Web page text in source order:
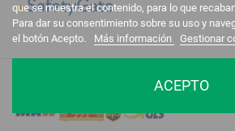
que se muestra el contenido, para lo que
Para dar su consentimiento sobre su uso y
el botón Acepto.
Más información Gestionar
ACEPTO
La Casa del Recreador © 2020-2026. Todos